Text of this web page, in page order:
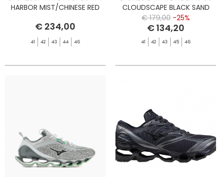
HARBOR MIST/CHINESE RED
€ 234,00
41 42 43 44 46
CLOUDSCAPE BLACK SAND
HARBO
€ 179,00 -25%
€ 134,20
41 42 43 45 46